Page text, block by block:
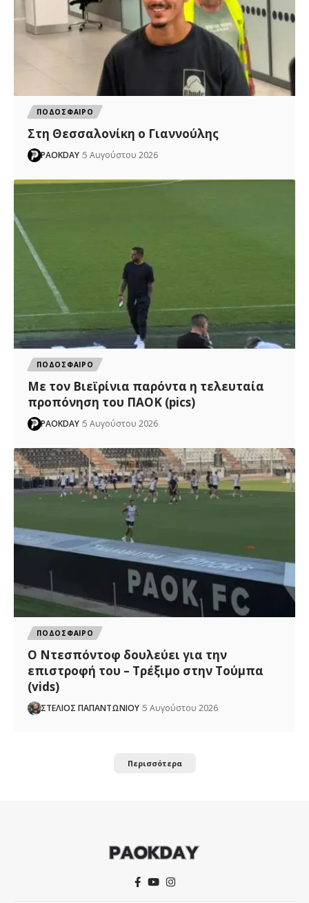
ΠΟΔΟΣΦΑΙΡΟ
Στη Θεσσαλονίκη ο Γιαννούλης
PAOKDAY 5 Αυγούστου 2026
ΠΟΔΟΣΦΑΙΡΟ
Με τον Βιεϊρίνια παρόντα η τελευταία
προπόνηση του ΠΑΟΚ (pics)
PAOKDAY 5 Αυγούστου 2026
ΠΟΔΟΣΦΑΙΡΟ
Ο Ντεσπόντοφ δουλεύει για την
επιστροφή του – Τρέξιμο στην Τούμπα
(vids)
ΣΤΕΛΙΟΣ ΠΑΠΑΝΤΩΝΙΟΥ 5 Αυγούστου 2026
Περισσότερα